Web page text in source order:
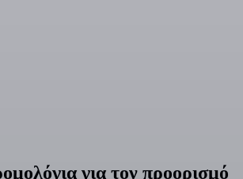
για τον προορισμό